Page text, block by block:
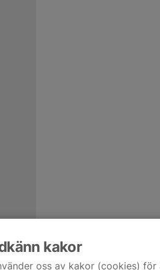
kakor
oss av kakor (cookies)